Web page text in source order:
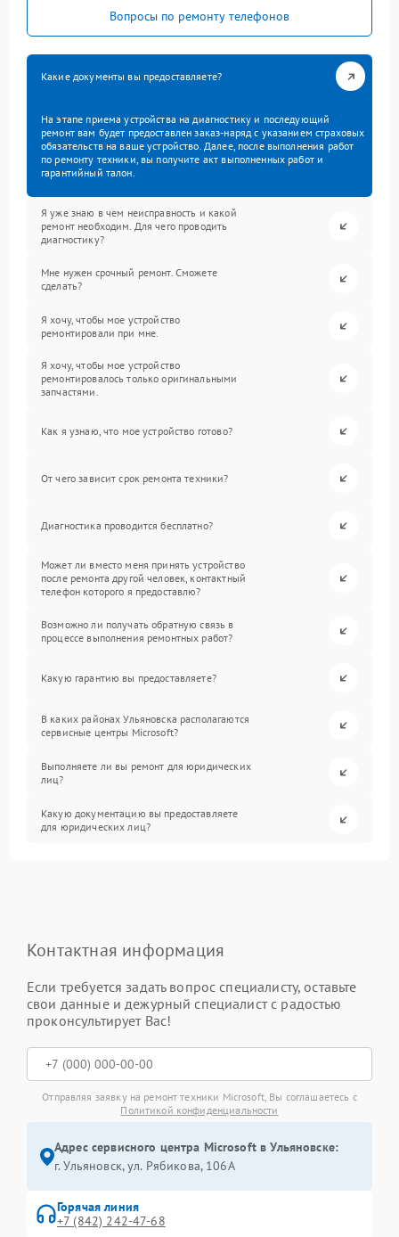
Вопросы по ремонту телефонов
Какие документы вы предоставляете?
На этапе приема устройства на диагностику и последующий
ремонт вам будет предоставлен заказ-наряд с указанием страховых
обязательств на ваше устройство. Далее, после выполнения работ
по ремонту техники, вы получите акт выполненных работ и
гарантийный талон.
Я уже знаю в чем неисправность и какой
ремонт необходим. Для чего проводить
диагностику?
Мне нужен срочный ремонт. Сможете
сделать?
Я хочу, чтобы мое устройство
ремонтировали при мне.
Я хочу, чтобы мое устройство
ремонтировалось только оригинальными
запчастями.
Как я узнаю, что мое устройство готово?
От чего зависит срок ремонта техники?
Диагностика проводится бесплатно?
Может ли вместо меня принять устройство
после ремонта другой человек, контактный
телефон которого я предоставлю?
Возможно ли получать обратную связь в
процессе выполнения ремонтных работ?
Какую гарантию вы предоставляете?
В каких районах Ульяновска располагаются
сервисные центры Microsoft?
Выполняете ли вы ремонт для юридических
лиц?
Какую документацию вы предоставляете
для юридических лиц?
Контактная информация
Если требуется задать вопрос специалисту, оставьте
свои данные и дежурный специалист с радостью
проконсультирует Вас!
Отправляя заявку на ремонт техники Microsoft, Вы соглашаетесь с
Политикой конфиденциальности
Адрес сервисного центра Microsoft в Ульяновске:
г. Ульяновск, ул. Рябикова, 106А
Горячая линия
+7 (842) 242-47-68